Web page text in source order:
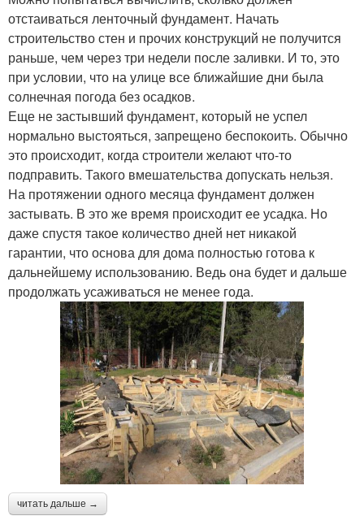
отстаиваться ленточный фундамент. Начать
строительство стен и прочих конструкций не получится
раньше, чем через три недели после заливки. И то, это
при условии, что на улице все ближайшие дни была
солнечная погода без осадков.
Еще не застывший фундамент, который не успел
нормально выстояться, запрещено беспокоить. Обычно
это происходит, когда строители желают что-то
подправить. Такого вмешательства допускать нельзя.
На протяжении одного месяца фундамент должен
застывать. В это же время происходит ее усадка. Но
даже спустя такое количество дней нет никакой
гарантии, что основа для дома полностью готова к
дальнейшему использованию. Ведь она будет и дальше
продолжать усаживаться не менее года.
читать дальше →